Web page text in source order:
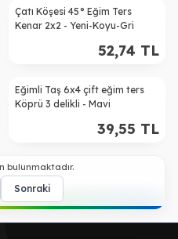
Çatı Köşesi 45° Eğim Ters
Kenar 2x2 - Yeni-Koyu-Gri
52,74 TL
Eğimli Taş 6x4 çift eğim ters
Köprü 3 delikli - Mavi
39,55 TL
bulunmaktadır.
Sonraki